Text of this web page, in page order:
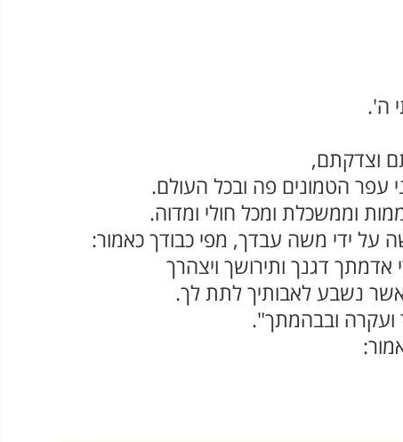
ה'.
וצדקתם,
עפר הטמונים פה ובכל העולם.
וממשכלת ומכל חולי ומדוה.
על ידי משה עבדך, מפי כבודך כאמור:
אדמתך דגנך ותירושך ויצהרך
נשבע לאבותיך לתת לך.
ועקרה ובבהמתך".